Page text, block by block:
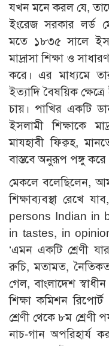
যখন মনে করল যে,
ইংরেজ সরকার লর্ড
মতে ১৮৩৫ সালে
মাদ্রাসা শিক্ষা ও
করে। এর মাধ্যমে
ইত্যাদি বৈষয়িক
চায়। পাখির একটি
ইসলামী শিক্ষাকে
মাযহাবী ফিক্বহ,
বাস্তবে অনুরূপ পঙ্গু
মেকলে বলেছিলেন,
শিক্ষাব্যবস্থা রেখে
persons Indian in
in tastes, in
‘এমন একটি শ্রেণী
রুচি, মতামত,
গেল, বাংলাদেশ
শিক্ষা কমিশন
শ্রেণী থেকে ৮ম শ্রেণী
নাচ-গান অপরিহার্য